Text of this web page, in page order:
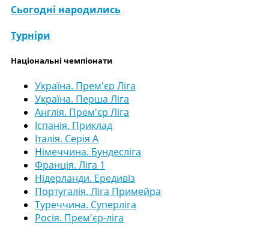
Сьогодні народились
Турніри
Національні чемпіонати
Україна. Прем'єр Ліга
Україна. Перша Ліга
Англія. Прем'єр Ліга
Іспанія. Приклад
Італія. Серія А
Німеччина. Бундесліга
Франція. Ліга 1
Нідерланди. Ередивіз
Португалія. Ліга Примейра
Туреччина. Суперліга
Росія. Прем'єр-ліга